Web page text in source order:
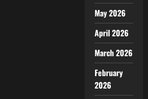
May 2026
April 2026
March 2026
February
2026